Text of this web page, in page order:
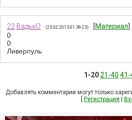
22 ВадькО (25.02.2013 01:39:23) [Материал
0
0
Ливерпуль
1-2021-40 41-
Добавлять комментарии могут только
Регистрация